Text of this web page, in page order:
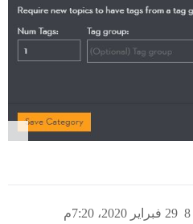
29 فبراير 2020، 7:20م 8